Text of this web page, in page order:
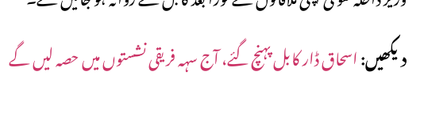
دیکھیں:اسحاق ڈار کابل پہنچ گئے، آج سہہ فریقی نشستوں میں حصہ لیں گے